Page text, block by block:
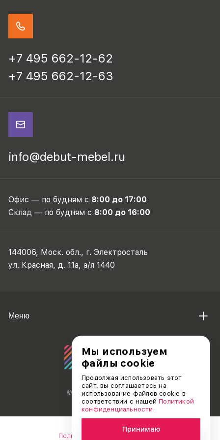
+7 495 662-12-62
+7 495 662-12-63
info@debut-mebel.ru
Офис — по будням с 8:00 до 17:00
Склад — по будням с 8:00 до 16:00
144006, Моск. обл., г. Электросталь
ул. Красная, д. 11а, а/я 1440
© АО «ДЕБЮТ», 2011 — 2026
Меню
Политика конфиденциальности
Мы используем
файлы cookie
Продолжая использовать этот
сайт, вы соглашаетесь на
использование файлов cookie в
соответствии с нашейПолитикой
конфиденциальности .
Принимаю